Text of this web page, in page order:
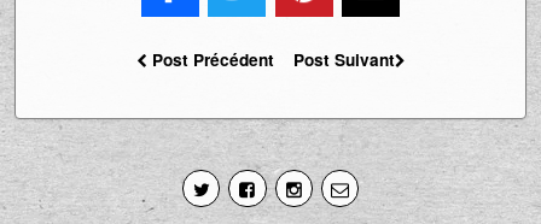
Post Précédent Post Suivant